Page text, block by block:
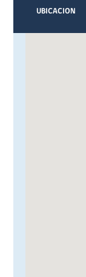
UBICACION